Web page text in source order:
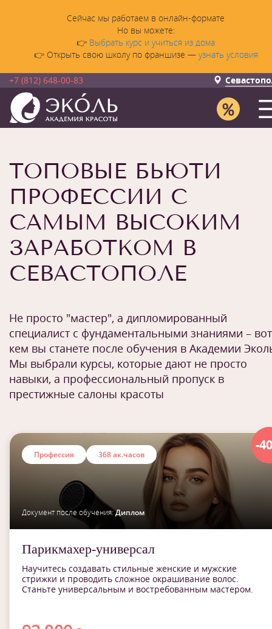
Сейчас мы работаем в онлайн-формате
Но вы можете:
👉 Выбрать курс и учиться из дома
👉 Открыть свою школу по франшизе — узнать условия
+7 (812) 648-00-83
ТОПОВЫЕ БЬЮТИ
ПРОФЕССИИ С
САМЫМ ВЫСОКИМ
ЗАРАБОТКОМ В
СЕВАСТОПОЛЕ
Не просто "мастер", а дипломированный
специалист с фундаментальными знаниями – вот
кем вы станете после обучения в Академии
Мы выбрали курсы, которые дают не просто
навыки, а профессиональный пропуск в
престижные салоны красоты
-
Профессия 368 ак.часов
Документ после обучения:Диплом
Парикмахер-универсал
Научитесь создавать стильные женские и мужские
стрижки и проводить сложное окрашивание волос.
Станьте универсальным и востребованным мастером.